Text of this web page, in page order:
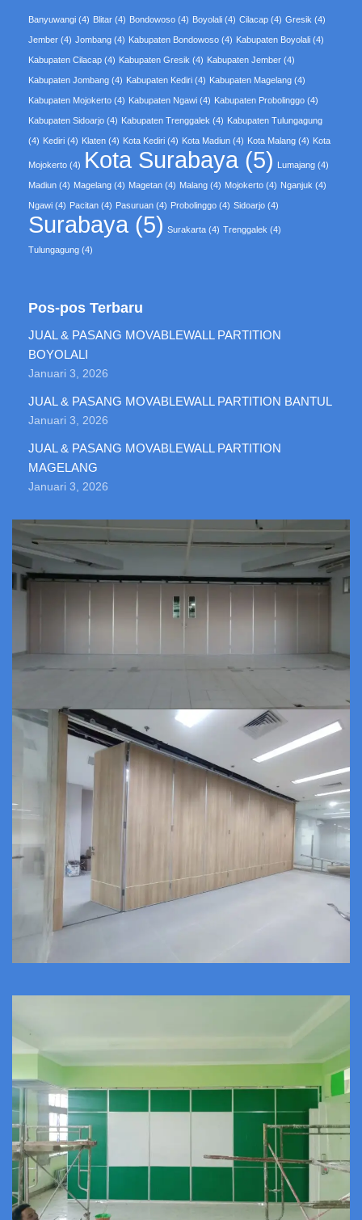
Banyuwangi (4) Blitar (4) Bondowoso (4) Boyolali (4) Cilacap (4) Gresik (4)
Jember (4) Jombang (4) Kabupaten Bondowoso (4) Kabupaten Boyolali (4)
Kabupaten Cilacap (4) Kabupaten Gresik (4) Kabupaten Jember (4)
Kabupaten Jombang (4) Kabupaten Kediri (4) Kabupaten Magelang (4)
Kabupaten Mojokerto (4) Kabupaten Ngawi (4) Kabupaten Probolinggo (4)
Kabupaten Sidoarjo (4) Kabupaten Trenggalek (4) Kabupaten Tulungagung
(4) Kediri (4) Klaten (4) Kota Kediri (4) Kota Madiun (4) Kota Malang (4) Kota
Mojokerto (4) Kota Surabaya (5) Lumajang (4)
Madiun (4) Magelang (4) Magetan (4) Malang (4) Mojokerto (4) Nganjuk (4)
Ngawi (4) Pacitan (4) Pasuruan (4) Probolinggo (4) Sidoarjo (4)
Surabaya (5) Surakarta (4) Trenggalek (4)
Tulungagung (4)
Pos-pos Terbaru
JUAL & PASANG MOVABLEWALL PARTITION
BOYOLALI
Januari 3, 2026
JUAL & PASANG MOVABLEWALL PARTITION BANTUL
Januari 3, 2026
JUAL & PASANG MOVABLEWALL PARTITION
MAGELANG
Januari 3, 2026